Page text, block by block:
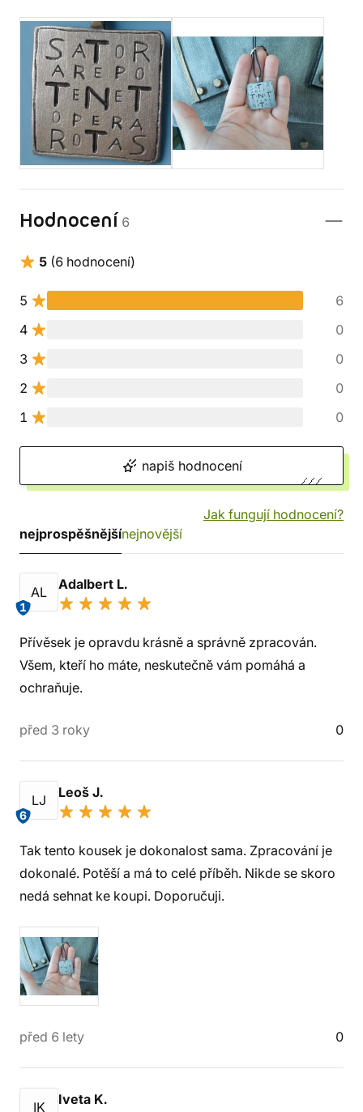
Hodnocení 6
5 (6 hodnocení)
5
6
4
0
3
0
2
0
1
0
napiš hodnocení
Jak fungují hodnocení?
nejprospěšnějšínejnovější
AL
1
Adalbert L.
Přívěsek je opravdu krásně a správně zpracován.
Všem, kteří ho máte, neskutečně vám pomáhá a
ochraňuje.
před 3 roky 0
LJ
6
Leoš J.
Tak tento kousek je dokonalost sama. Zpracování je
dokonalé. Potěší a má to celé příběh. Nikde se skoro
nedá sehnat ke koupi. Doporučuji.
před 6 lety 0
IK Iveta K.